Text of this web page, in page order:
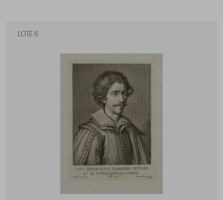
LOTE 6